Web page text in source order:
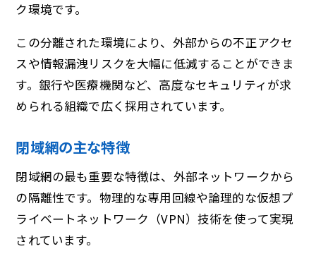
ク環境です。
この分離された環境により、外部からの不正アクセ
スや情報漏洩リスクを大幅に低減することができま
す。銀行や医療機関など、高度なセキュリティが求
められる組織で広く採用されています。
閉域網の主な特徴
閉域網の最も重要な特徴は、外部ネットワークから
の隔離性です。物理的な専用回線や論理的な仮想プ
ライベートネットワーク（VPN）技術を使って実現
されています。